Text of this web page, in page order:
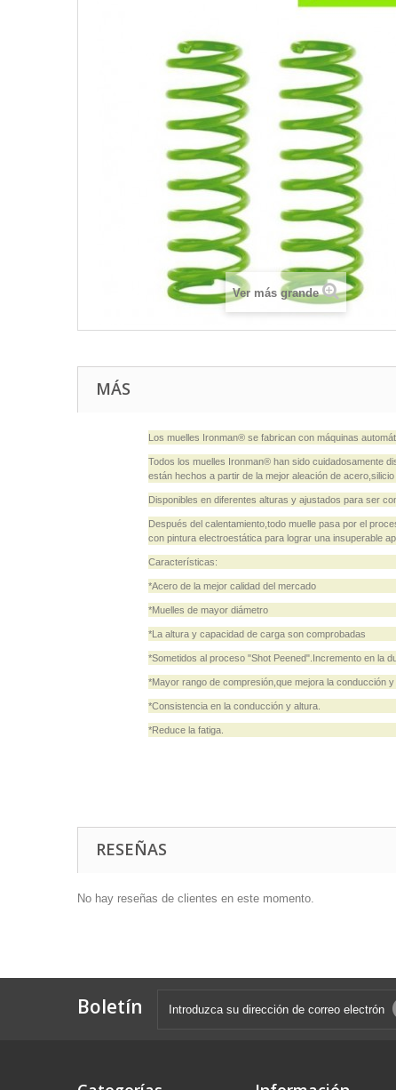
Ver más grande
MÁS
Los muelles Ironman® se fabrican con máquinas
Todos los muelles Ironman® han sido cuidadosamente
están hechos a partir de la mejor aleación de
Disponibles en diferentes alturas y ajustados para ser
Después del calentamiento,todo muelle pasa por el
con pintura electroestática para lograr una insuperable
Características:
*Acero de la mejor calidad del mercado
*Muelles de mayor diámetro
*La altura y capacidad de carga son comprobadas
*Sometidos al proceso "Shot Peened".Incremento en la
*Mayor rango de compresión,que mejora la conducción y
*Consistencia en la conducción y altura.
*Reduce la fatiga.
RESEÑAS
No hay reseñas de clientes en este momento.
Boletín